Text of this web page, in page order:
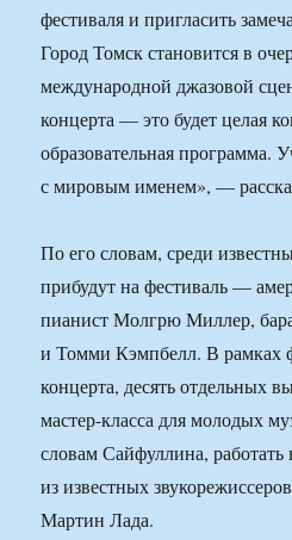
фестиваля и пригласить
Город Томск становится в
международной джазовой
концерта — это будет целая
образовательная программа.
с мировым именем», —
По его словам, среди
прибудут на фестиваль —
пианист Молгрю Миллер,
и Томми Кэмпбелл. В рамках
концерта, десять отдельных
мастер-класса для молодых
словам Сайфуллина, работать
из известных
Мартин Лада.